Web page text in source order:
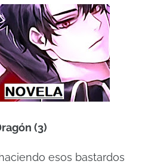
(3)
esos bastardos